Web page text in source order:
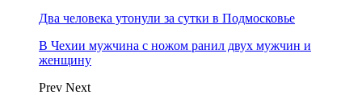
Два человека утонули за сутки в Подмосковье
В Чехии мужчина с ножом ранил двух мужчин и
женщину
Prev Next